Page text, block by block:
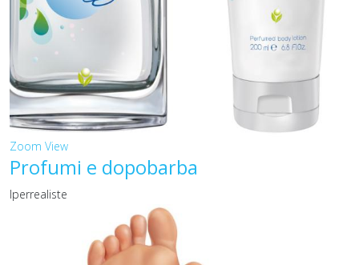
Zoom View
Profumi e dopobarba
Iperrealiste